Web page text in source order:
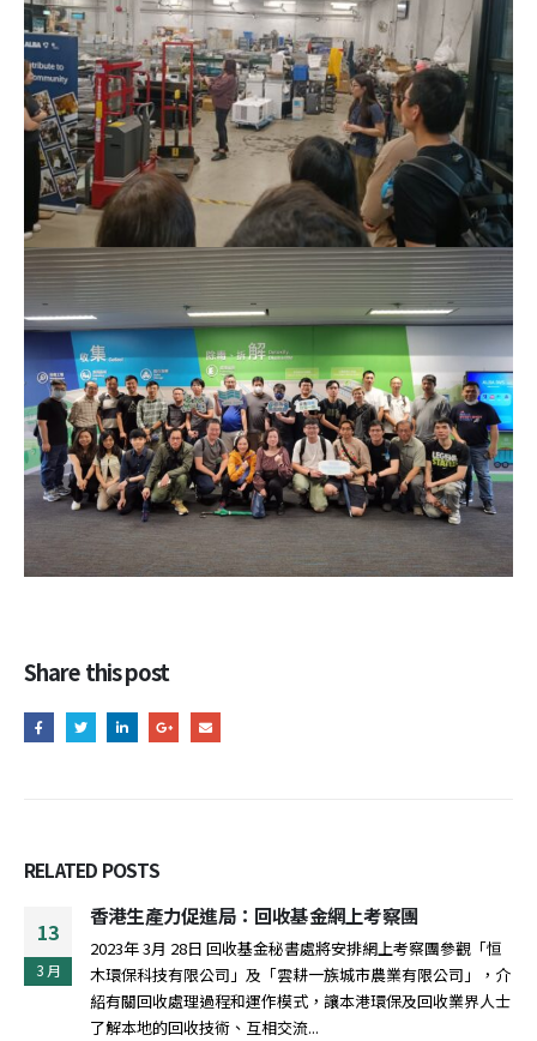
Share this post
RELATED POSTS
13
5 月
「無煙跑服日」2024
香港吸煙與健康委員會已推出全新宣傳片『一「點」煙 禍害
蔓延』，宣傳片旨在喚起公眾的共鳴，提高公眾對於二手煙和
三手煙危害的認識，鼓勵吸煙者為自己和下一代的健康，做出
正確選擇，儘快戒煙！現邀請 貴機構/校協助於不同平台推廣